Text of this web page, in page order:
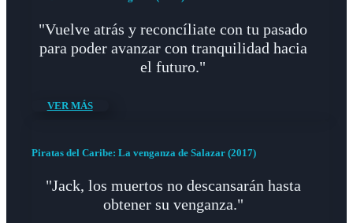
"Vuelve atrás y reconcíliate con tu pasado
para poder avanzar con tranquilidad hacia
el futuro."
VER MÁS
Piratas del Caribe: La venganza de Salazar (2017)
"Jack, los muertos no descansarán hasta
obtener su venganza."